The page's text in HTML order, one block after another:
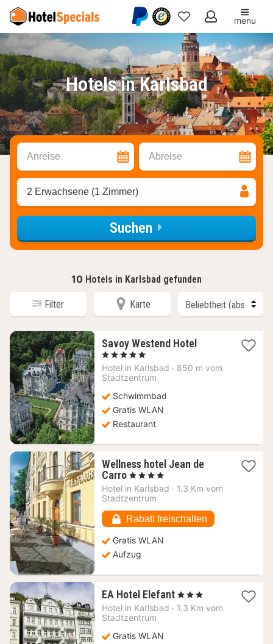
Meine
Favoriten
menu
Hotels in Karlsbad
Anreise Abreise
2 Erwachsene (1 Zimmer)
Suchen
10 Hotels in Karlsbad gefunden
Filter Karte
Savoy Westend Hotel1
ab
, 5 Sterne
Hotel in Karlsbad · 850 m vom
Stadtzentrum
Schwimmbad
Gratis WLAN
Restaurant
Wellness hotel Jean de
Carro 1
Nacht
ab
€
, 4 Sterne
Hotel in Karlsbad · 1.3 Km vom
Stadtzentrum
Rabatt freischalten
Gratis WLAN
Aufzug
EA Hotel Elefant 1
Nacht
, 3 Sterne
Hotel in Karlsbad · 1.3 Km vom
Stadtzentrum
Gratis WLAN